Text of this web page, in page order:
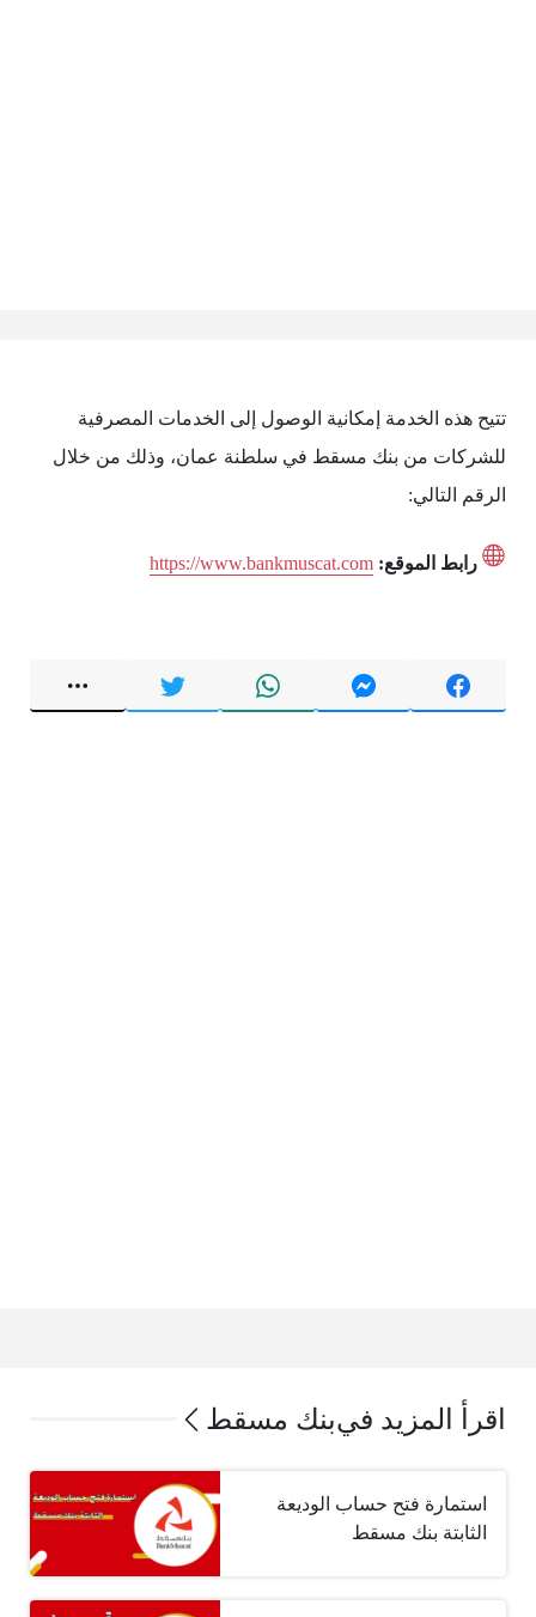
تتيح هذه الخدمة إمكانية الوصول إلى الخدمات المصرفية
للشركات من بنك مسقط في سلطنة عمان، وذلك من خلال
الرقم التالي:
رابط الموقع: https://www.bankmuscat.com
اقرأ المزيد فيبنك مسقط
استمارة فتح حساب الوديعة
الثابتة بنك مسقط